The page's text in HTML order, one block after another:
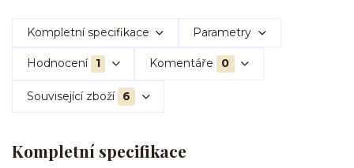
Kompletní specifikace Parametry
Hodnocení 1 Komentáře 0
Související zboží 6
Kompletní specifikace